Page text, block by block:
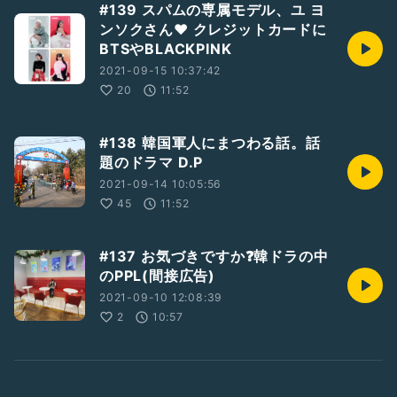
#139 スパムの専属モデル、ユ ヨ
ンソクさん❤️ クレジットカードに
BTSやBLACKPINK
2021-09-15 10:37:42
20
11:52
#138 韓国軍人にまつわる話。話
題のドラマ D.P
2021-09-14 10:05:56
45
11:52
#137 お気づきですか❓韓ドラの中
のPPL(間接広告)
2021-09-10 12:08:39
2
10:57